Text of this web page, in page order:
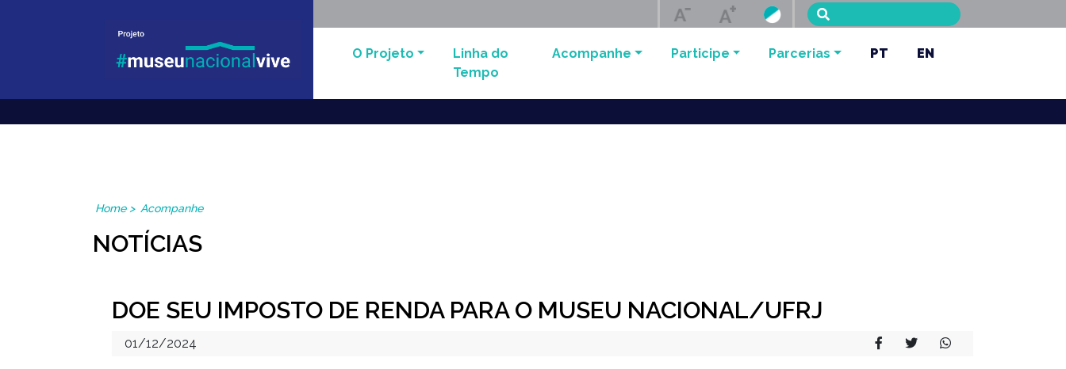
O Projeto
Linha do
Tempo
Acompanhe Participe Parcerias PT EN
Home> Acompanhe
NOTÍCIAS
DOE SEU IMPOSTO DE RENDA PARA O MUSEU NACIONAL/UFRJ
01/12/2024